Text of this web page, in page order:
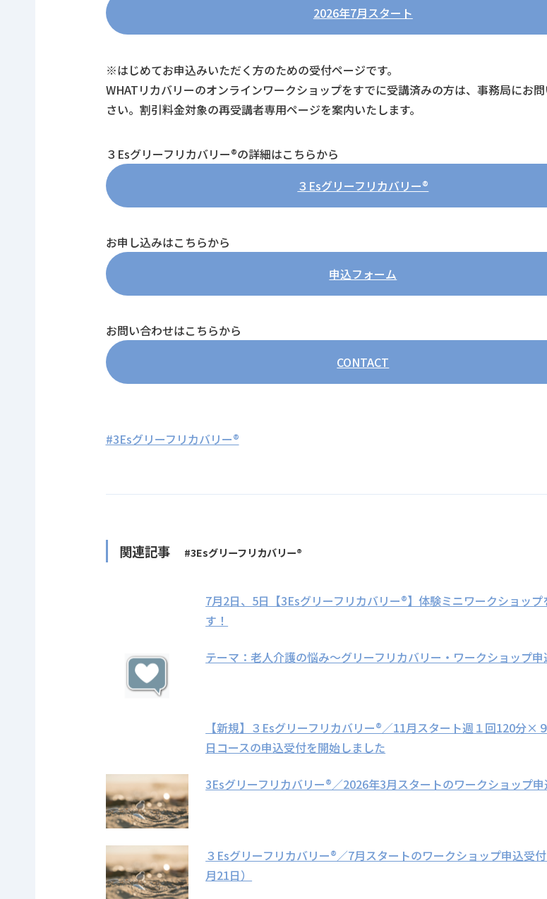
2026年7月スタート
※はじめてお申込みいただく方のための受付ページです。
WHATリカバリーのオンラインワークショップをすでに受講済みの方は、事務局にお
さい。割引料金対象の再受講者専用ページを案内いたします。
３Esグリーフリカバリー®の詳細はこちらから
３Esグリーフリカバリー®
お申し込みはこちらから
申込フォーム
お問い合わせはこちらから
CONTACT
#3Esグリーフリカバリー®
関連記事 #3Esグリーフリカバリー®
7月2日、5日【3Esグリーフリカバリー®】体験ミニワークショップ
す！
テーマ：老人介護の悩み～グリーフリカバリー・ワークショップ申
【新規】３Esグリーフリカバリー®／11月スタート週１回120分×
日コースの申込受付を開始しました
3Esグリーフリカバリー®／2026年3月スタートのワークショップ
３Esグリーフリカバリー®／7月スタートのワークショップ申込受
月21日）